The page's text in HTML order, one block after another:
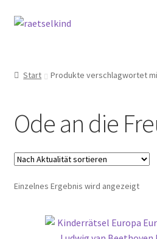
Zur
Zum
Cookie-Richtlinie (EU)
Datenschutzbelehrung
Echtheit von Bewertungen
Start Produkte verschlagwortet
Ode an die
Einzelnes Ergebnis wird angezeigt